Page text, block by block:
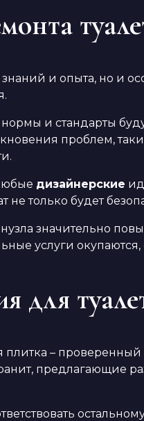
и опыта, но и
нормы и стандарты
проблем,
дизайнерские
не только будет
значительно
услуги
для
плитка –
предлагающие